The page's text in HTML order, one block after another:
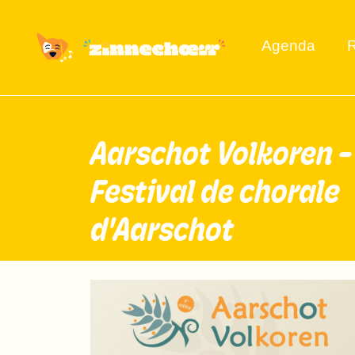
Agenda
Aarschot Volkoren -
Festival de chorale
d'Aarschot